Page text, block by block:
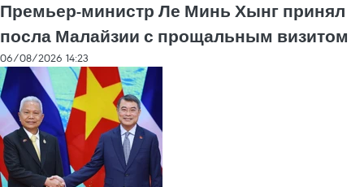
Премьер-министр Ле Минь Хынг принял
посла Малайзии с прощальным визитом
06/08/2026 14:23